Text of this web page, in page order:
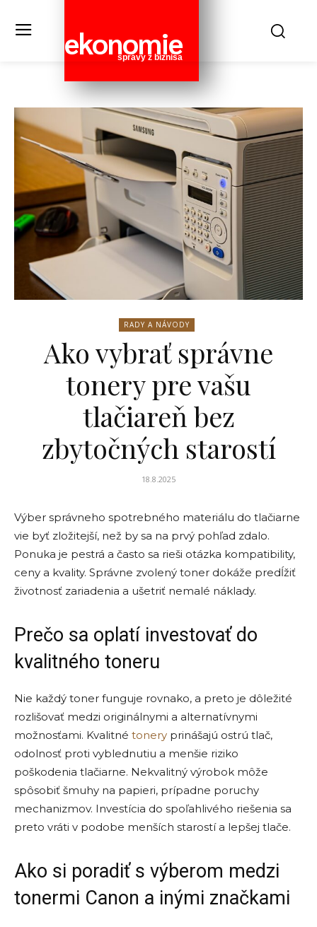
ekonomie
správy z biznisa
RADY A NÁVODY
Ako vybrať správne
tonery pre vašu
tlačiareň bez
zbytočných starostí
18.8.2025
Výber správneho spotrebného materiálu do tlačiarne
vie byť zložitejší, než by sa na prvý pohľad zdalo.
Ponuka je pestrá a často sa rieši otázka kompatibility,
ceny a kvality. Správne zvolený toner dokáže predĺžiť
životnosť zariadenia a ušetriť nemalé náklady.
Prečo sa oplatí investovať do
kvalitného toneru
Nie každý toner funguje rovnako, a preto je dôležité
rozlišovať medzi originálnymi a alternatívnymi
možnosťami. Kvalitné tonery prinášajú ostrú tlač,
odolnosť proti vyblednutiu a menšie riziko
poškodenia tlačiarne. Nekvalitný výrobok môže
spôsobiť šmuhy na papieri, prípadne poruchy
mechanizmov. Investícia do spoľahlivého riešenia sa
preto vráti v podobe menších starostí a lepšej tlače.
Ako si poradiť s výberom medzi
tonermi Canon a inými značkami